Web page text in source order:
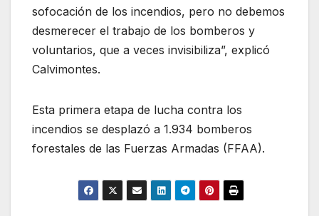
sofocación de los incendios, pero no debemos
desmerecer el trabajo de los bomberos y
voluntarios, que a veces invisibiliza”, explicó
Calvimontes.
Esta primera etapa de lucha contra los
incendios se desplazó a 1.934 bomberos
forestales de las Fuerzas Armadas (FFAA).